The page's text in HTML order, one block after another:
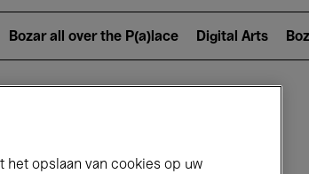
Bozar all over the P(a)lace Digital Arts
het opslaan van cookies op uw